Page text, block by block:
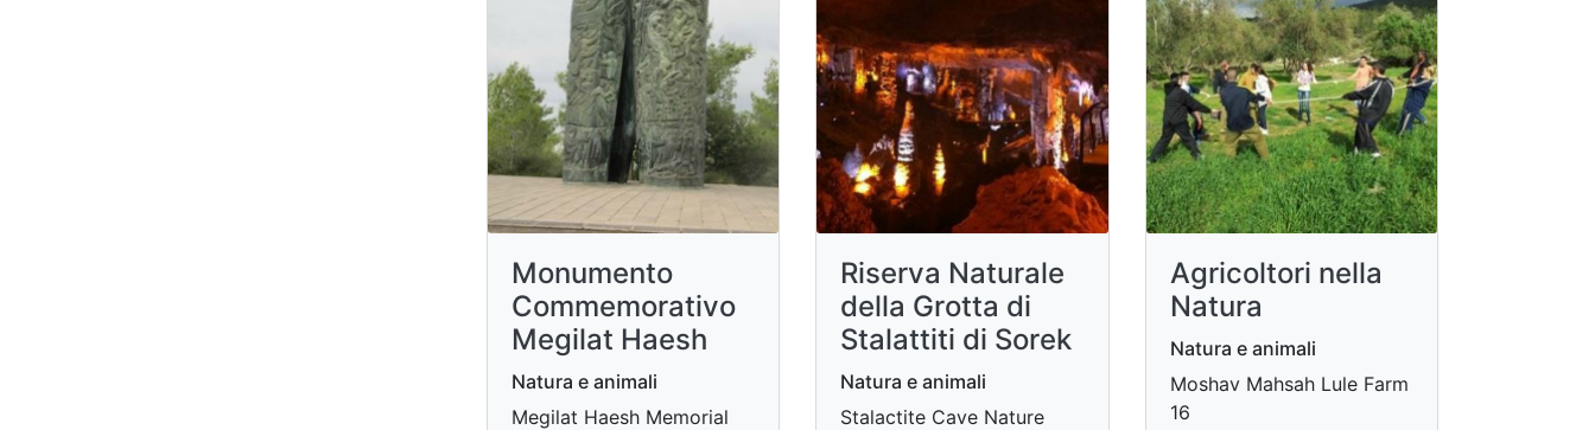
Monumento
Commemorativo
Megilat Haesh
Natura e animali
Megilat Haesh Memorial
Riserva Naturale
della Grotta di
Stalattiti di Sorek
Natura e animali
Stalactite Cave Nature
Agricoltori nella
Natura
Natura e animali
Moshav Mahsah Lule Farm
16